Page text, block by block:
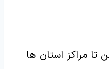
تا مراکز استان ها